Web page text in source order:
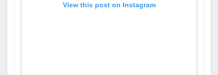
View this post on Instagram